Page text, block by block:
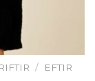
/
EFTIR